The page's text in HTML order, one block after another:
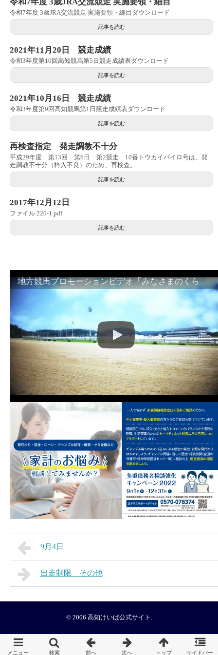
令和7年度 3歳JRA交流競走 実施要領・細目ダウンロード
記事を読む
2021年11月20日 競走成績
令和3年度第10回高知競馬第5日競走成績表ダウンロード
記事を読む
2021年10月16日 競走成績
令和3年度第9回高知競馬第1日競走成績表ダウンロード
記事を読む
再検査指定 発走調教不十分
平成29年度 第13回 第6日 第2競走 10番トウカイパイロ号は、発
走調教不十分（枠入不良）のため、再検査。
記事を読む
2017年12月12日
ファイル 220-1.pdf
記事を読む
地方競馬プロモーションビデオ「みなさまのくらしのために」30秒篇｜NAR公式
9月4日
出走制限 その他
© 2006 高知けいば公式サイト .